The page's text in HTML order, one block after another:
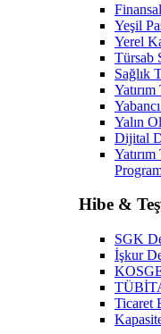
Yeşil
Yerel
Türsab
Sağlık
Yalın
Dijital
Hibe &
SGK
İşkur
Ticaret